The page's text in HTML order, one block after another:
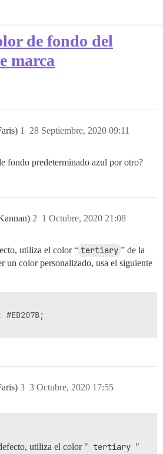
de fondo del
marca
28 Septiembre, 2020 09:11
1
fondo predeterminado azul por otro?
1 Octubre, 2020 21:08
2
utiliza el color “ tertiary ” de la
un color personalizado, usa el siguiente
#ED207B;
3 Octubre, 2020 17:55
3
utiliza el color " tertiary "